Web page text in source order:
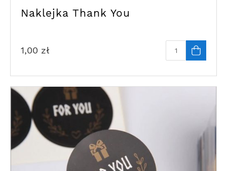
Naklejka Thank You
1,00 zł